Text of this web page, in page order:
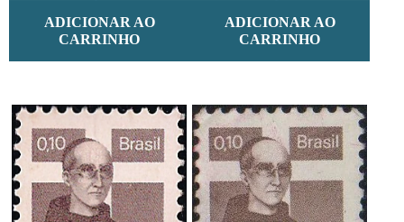
ADICIONAR AO
CARRINHO
ADICIONAR AO
CARRINHO